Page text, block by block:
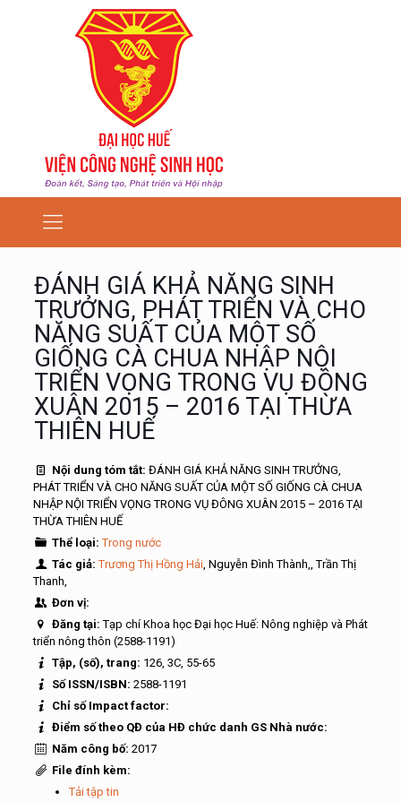
ĐÁNH GIÁ KHẢ NĂNG SINH
TRƯỞNG, PHÁT TRIỂN VÀ CHO
NĂNG SUẤT CỦA MỘT SỐ
GIỐNG CÀ CHUA NHẬP NỘI
TRIỂN VỌNG TRONG VỤ ĐÔNG
XUÂN 2015 – 2016 TẠI THỪA
THIÊN HUẾ
Nội dung tóm tắt: ĐÁNH GIÁ KHẢ NĂNG SINH TRƯỞNG,
PHÁT TRIỂN VÀ CHO NĂNG SUẤT CỦA MỘT SỐ GIỐNG CÀ CHUA
NHẬP NỘI TRIỂN VỌNG TRONG VỤ ĐÔNG XUÂN 2015 – 2016 TẠI
THỪA THIÊN HUẾ
Thể loại:Trong nước
Tác giả:Trương Thị Hồng Hải, Nguyễn Đình Thành,, Trần Thị
Thanh,
Đơn vị:
Đăng tại:Tạp chí Khoa học Đại học Huế: Nông nghiệp và Phát
triển nông thôn (2588-1191)
Tập, (số), trang: 126, 3C, 55-65
Số ISSN/ISBN: 2588-1191
Chỉ số Impact factor:
Điểm số theo QĐ của HĐ chức danh GS Nhà nước:
Năm công bố: 2017
File đính kèm:
Tải tập tin